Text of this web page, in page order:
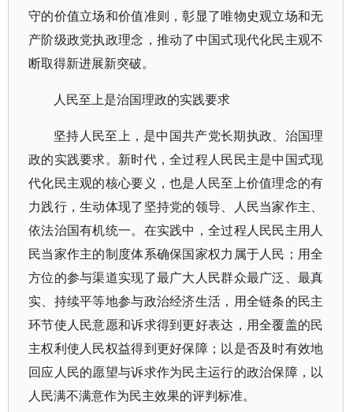
守的价值立场和价值准则，彰显了唯物史观立场和无
产阶级政党执政理念，推动了中国式现代化民主观不
断取得新进展新突破。
人民至上是治国理政的实践要求
坚持人民至上，是中国共产党长期执政、治国理
政的实践要求。新时代，全过程人民民主是中国式现
代化民主观的核心要义，也是人民至上价值理念的有
力践行，生动体现了坚持党的领导、人民当家作主、
依法治国有机统一。在实践中，全过程人民民主用人
民当家作主的制度体系确保国家权力属于人民；用全
方位的参与渠道实现了最广大人民群众最广泛、最真
实、持续平等地参与政治经济生活，用全链条的民主
环节使人民意愿和诉求得到更好表达，用全覆盖的民
主权利使人民权益得到更好保障；以是否及时有效地
回应人民的愿望与诉求作为民主运行的政治保障，以
人民满不满意作为民主效果的评判标准。